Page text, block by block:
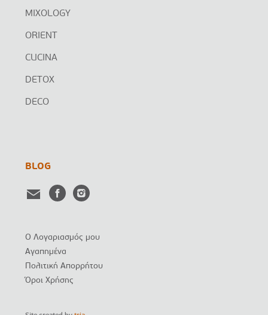
MIXOLOGY
ORIENT
CUCINA
DETOX
DECO
BLOG
Ο Λογαριασμός μου
Αγαπημένα
Πολιτική Απορρήτου
Όροι Χρήσης